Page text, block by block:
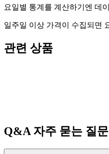
요일별 통계를 계산하기엔 데
일주일 이상 가격이 수집되면
관련 상품
Q&A자주 묻는 질문